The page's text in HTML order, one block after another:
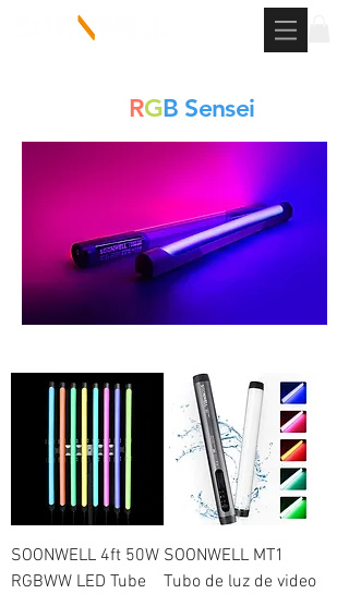
RGB Sensei
SOONWELL 4ft 50W
RGBWW LED Tube
SOONWELL MT1
Tubo de luz de video